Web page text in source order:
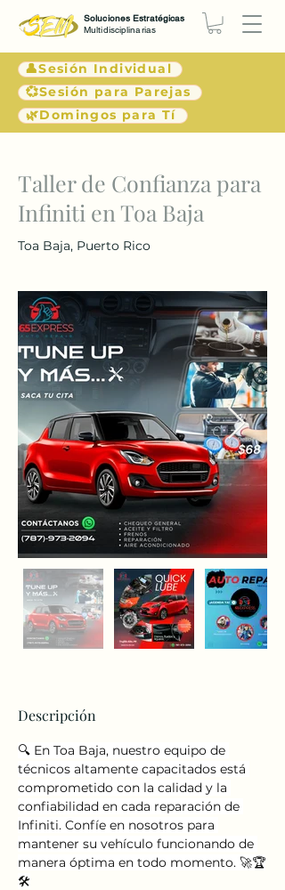
👤Sesión Individual
💞Sesión para Parejas
🌿Domingos para Tí
Soluciones Estratégicas
Multidisciplinarias
< Atrás
Taller de Confianza para
Infiniti en Toa Baja
Toa Baja, Puerto Rico
Descripción
🔍 En Toa Baja, nuestro equipo de
técnicos altamente capacitados está
comprometido con la calidad y la
confiabilidad en cada reparación de
Infiniti. Confíe en nosotros para
mantener su vehículo funcionando de
manera óptima en todo momento. 🚀🏆
🛠️